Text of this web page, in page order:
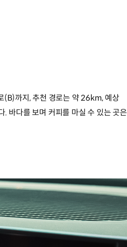
(B)까지, 추천 경로는 약 26km, 예상
바다를 보며 커피를 마실 수 있는 곳은